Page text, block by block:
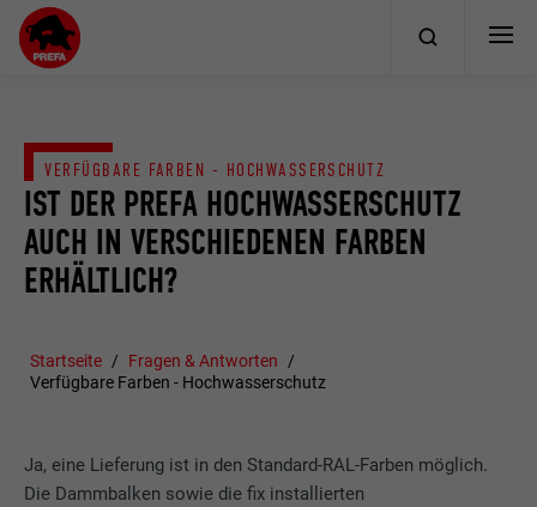
IST DER PREFA HOCHWASSERSCHUTZ
AUCH IN VERSCHIEDENEN FARBEN
ERHÄLTLICH?
VERFÜGBARE FARBEN - HOCHWASSERSCHUTZ
Startseite
Fragen & Antworten
Verfügbare Farben - Hochwasserschutz
Ja, eine Lieferung ist in den Standard-RAL-Farben möglich.
Die Dammbalken sowie die fix installierten